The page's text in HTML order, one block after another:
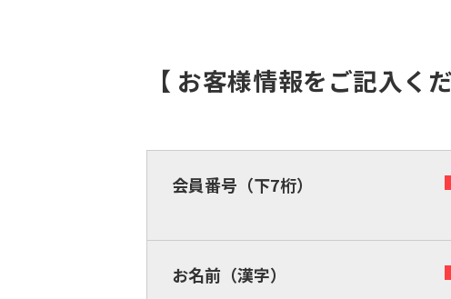
【 お客様情報をご記入く
会員番号（下7桁）
お名前（漢字）